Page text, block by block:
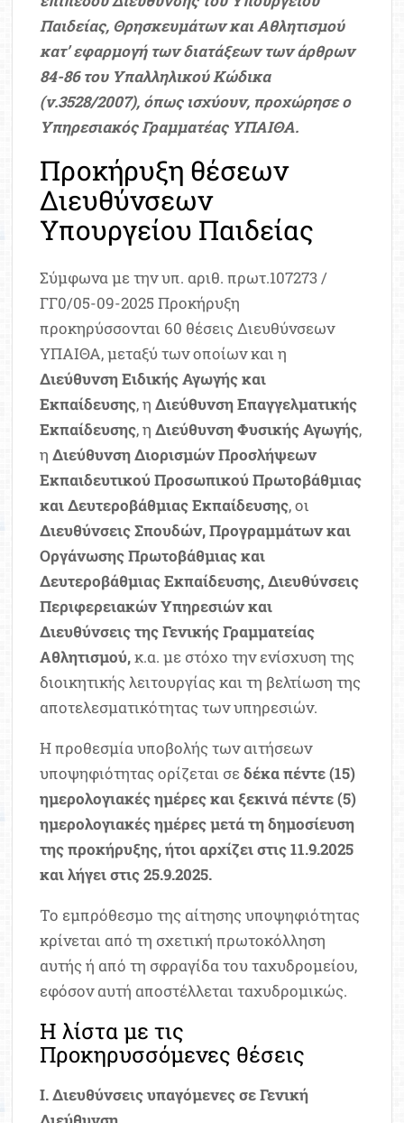
Παιδείας, Θρησκευμάτων και Αθλητισμού
κατ’ εφαρμογή των διατάξεων των άρθρων
84-86 του Υπαλληλικού Κώδικα
(ν.3528/2007), όπως ισχύουν, προχώρησε ο
Υπηρεσιακός Γραμματέας ΥΠΑΙΘΑ.
Προκήρυξη θέσεων
Διευθύνσεων
Υπουργείου Παιδείας
Σύμφωνα με την υπ. αριθ. πρωτ.107273 /
ΓΓ0/05-09-2025 Προκήρυξη
προκηρύσσονται 60 θέσεις Διευθύνσεων
ΥΠΑΙΘΑ, μεταξύ των οποίων και η
Διεύθυνση Ειδικής Αγωγής και
Εκπαίδευσης, ηΔιεύθυνση Επαγγελματικής
Εκπαίδευσης, ηΔιεύθυνση Φυσικής Αγωγής,
ηΔιεύθυνση Διορισμών Προσλήψεων
Εκπαιδευτικού Προσωπικού Πρωτοβάθμιας
και Δευτεροβάθμιας Εκπαίδευσης, οι
Διευθύνσεις Σπουδών, Προγραμμάτων και
Οργάνωσης Πρωτοβάθμιας και
Δευτεροβάθμιας Εκπαίδευσης, Διευθύνσεις
Περιφερειακών Υπηρεσιών και
Διευθύνσεις της Γενικής Γραμματείας
Αθλητισμού,κ.α. με στόχο την ενίσχυση της
διοικητικής λειτουργίας και τη βελτίωση της
αποτελεσματικότητας των υπηρεσιών.
Η προθεσμία υποβολής των αιτήσεων
υποψηφιότητας ορίζεται σεδέκα πέντε (15)
ημερολογιακές ημέρες και ξεκινά πέντε (5)
ημερολογιακές ημέρες μετά τη δημοσίευση
της προκήρυξης, ήτοι αρχίζει στις 11.9.2025
και λήγει στις 25.9.2025.
Το εμπρόθεσμο της αίτησης υποψηφιότητας
κρίνεται από τη σχετική πρωτοκόλληση
αυτής ή από τη σφραγίδα του ταχυδρομείου,
εφόσον αυτή αποστέλλεται ταχυδρομικώς.
Η λίστα με τις
Προκηρυσσόμενες θέσεις
Ι. Διευθύνσεις υπαγόμενες σε Γενική